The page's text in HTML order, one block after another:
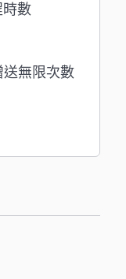
數
無限次數